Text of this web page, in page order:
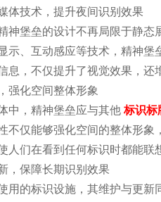
体技术，提升夜间识别效果
神堡垒的设计不再局限于静
示、互动感应等技术，精神
息，不仅提升了视觉效果，还
强化空间整体形象
中，精神堡垒应与其他 标识标
不仅能够强化空间的整体形
人们在看到任何标识时都能联
，保障长期识别效果
用的标识设施，其维护与更